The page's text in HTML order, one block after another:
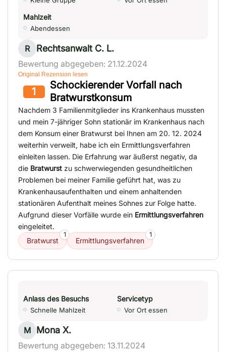
Mahlzeit
Abendessen
R Rechtsanwalt C. L.
Bewertung abgegeben: 21.12.2024
Original Rezension lesen
1
Schockierender Vorfall nach
Bratwurstkonsum
Nachdem 3 Familienmitglieder ins Krankenhaus mussten
und mein 7-jähriger Sohn stationär im Krankenhaus nach
dem Konsum einer Bratwurst bei Ihnen am 20. 12. 2024
weiterhin verweilt, habe ich ein Ermittlungsverfahren
einleiten lassen. Die Erfahrung war äußerst negativ, da
die Bratwurst zu schwerwiegenden gesundheitlichen
Problemen bei meiner Familie geführt hat, was zu
Krankenhausaufenthalten und einem anhaltenden
stationären Aufenthalt meines Sohnes zur Folge hatte.
Aufgrund dieser Vorfälle wurde ein Ermittlungsverfahren
eingeleitet.
Bratwurst
1
Ermittlungsverfahren
1
Anlass des Besuchs
Schnelle Mahlzeit
Servicetyp
Vor Ort essen
M Mona X.
Bewertung abgegeben: 13.11.2024